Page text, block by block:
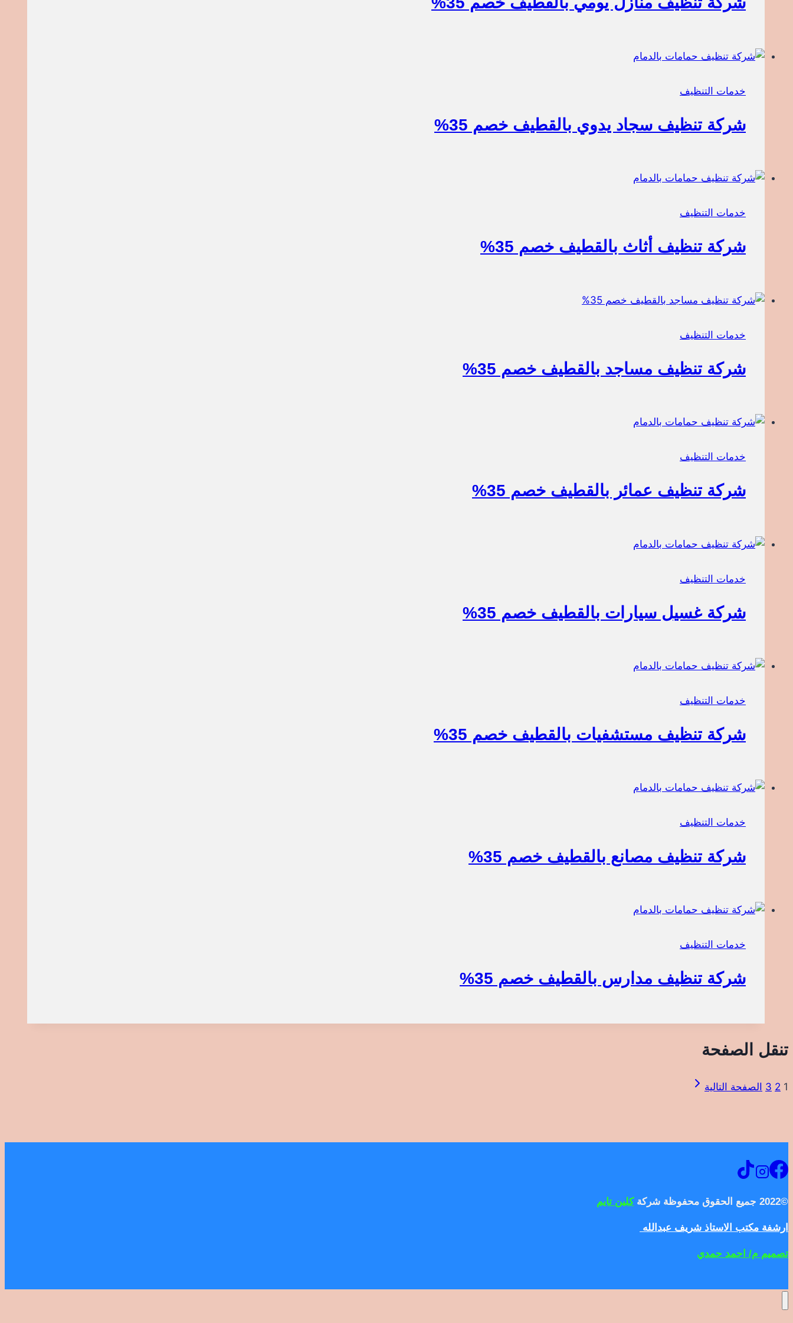
خدمات التنظيف
شركة تنظيف سجاد يدوي بالقطيف خصم 35%
خدمات التنظيف
شركة تنظيف أثاث بالقطيف خصم 35%
خدمات التنظيف
شركة تنظيف مساجد بالقطيف خصم 35%
خدمات التنظيف
شركة تنظيف عمائر بالقطيف خصم 35%
خدمات التنظيف
شركة غسيل سيارات بالقطيف خصم 35%
خدمات التنظيف
شركة تنظيف مستشفيات بالقطيف خصم 35%
خدمات التنظيف
شركة تنظيف مصانع بالقطيف خصم 35%
خدمات التنظيف
شركة تنظيف مدارس بالقطيف خصم 35%
تنقل الصفحة
1
2
3 الصفحة التالية
©2022 جميع الحقوق محفوظة شركة كلين تايم
ارشفة مكتب الاستاذ شريف عبدالله
تصميم م/ احمد حمدي